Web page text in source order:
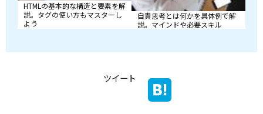
HTMLの基本的な構造と要素を解
説。タグの使い方もマスターし
よう
自責思考とは何かを具体例で解
説。マインドや必要スキル
ツイート